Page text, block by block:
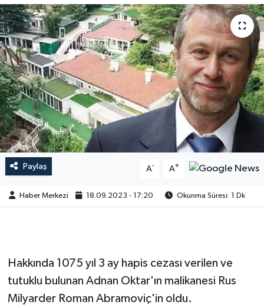
Paylaş A- A+
Haber Merkezi 18.09.2023 - 17:20 Okunma Süresi: 1 Dk
Hakkında 1075 yıl 3 ay hapis cezası verilen ve
tutuklu bulunan Adnan Oktar'ın malikanesi Rus
Milyarder Roman Abramoviç'in oldu.